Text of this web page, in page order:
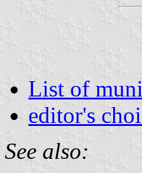
List of
editor's
See also: